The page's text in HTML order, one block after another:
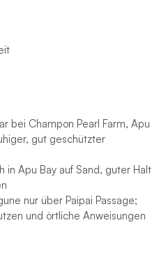
bei Champon Pearl Farm, Apu
gut geschützter
in Apu Bay auf Sand, guter Halt
nur über Paipai Passage;
und örtliche Anweisungen